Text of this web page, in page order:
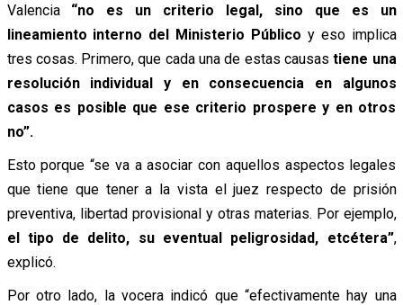
Valencia “no es un criterio legal, sino que es un
lineamiento interno del Ministerio Público y eso implica
tres cosas. Primero, que cada una de estas causastiene una
resolución individual y en consecuencia en algunos
casos es posible que ese criterio prospere y en otros
no”.
Esto porque “se va a asociar con aquellos aspectos legales
que tiene que tener a la vista el juez respecto de prisión
preventiva, libertad provisional y otras materias. Por ejemplo,
el tipo de delito, su eventual peligrosidad, etcétera”,
explicó.
Por otro lado, la vocera indicó que “efectivamente hay una